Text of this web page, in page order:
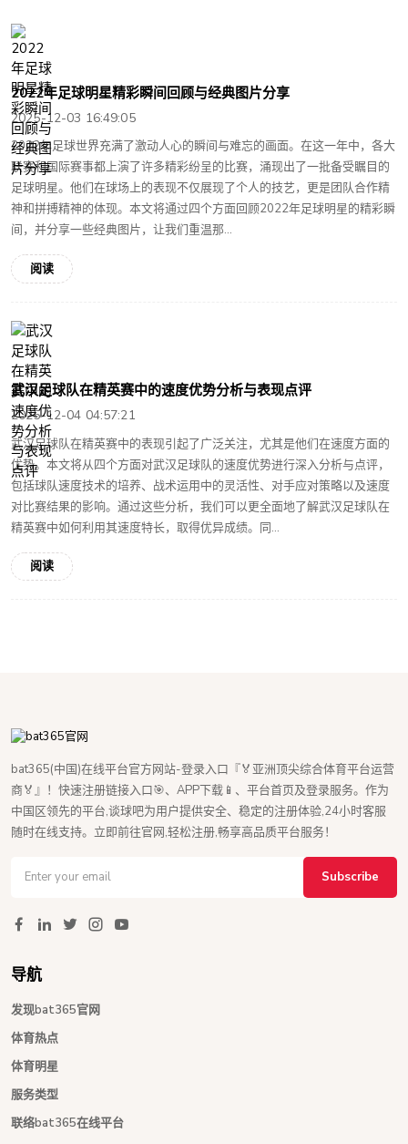
2022年足球明星精彩瞬间回顾与经典图片分享
2025-12-03 16:49:05
2022年足球世界充满了激动人心的瞬间与难忘的画面。在这一年中，各大
联赛和国际赛事都上演了许多精彩纷呈的比赛，涌现出了一批备受瞩目的
足球明星。他们在球场上的表现不仅展现了个人的技艺，更是团队合作精
神和拼搏精神的体现。本文将通过四个方面回顾2022年足球明星的精彩瞬
间，并分享一些经典图片，让我们重温那...
阅读
武汉足球队在精英赛中的速度优势分析与表现点评
2025-12-04 04:57:21
武汉足球队在精英赛中的表现引起了广泛关注，尤其是他们在速度方面的
优势。本文将从四个方面对武汉足球队的速度优势进行深入分析与点评，
包括球队速度技术的培养、战术运用中的灵活性、对手应对策略以及速度
对比赛结果的影响。通过这些分析，我们可以更全面地了解武汉足球队在
精英赛中如何利用其速度特长，取得优异成绩。同...
阅读
bat365(中国)在线平台官方网站-登录入口『🏅亚洲顶尖综合体育平台运营
商🏅』！快速注册链接入口🎯、APP下载📱、平台首页及登录服务。作为
中国区领先的平台,谈球吧为用户提供安全、稳定的注册体验,24小时客服
随时在线支持。立即前往官网,轻松注册,畅享高品质平台服务！
Subscribe
导航
发现bat365官网
体育热点
体育明星
服务类型
联络bat365在线平台